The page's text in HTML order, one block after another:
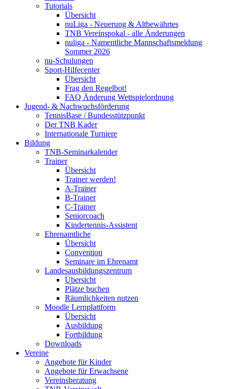
Tutorials
Übersicht
nuLiga - Neuerung & Altbewährtes
TNB Vereinspokal - alle Änderungen
nuliga - Namentliche Mannschaftsmeldung
Sommer 2026
nu-Schulungen
Sport-Hilfecenter
Übersicht
Frag den Regelbot!
FAQ Änderung Wettspielordnung
Jugend- & Nachwuchsförderung
TennisBase / Bundesstützpunkt
Der TNB Kader
Internationale Turniere
Bildung
TNB-Seminarkalender
Trainer
Übersicht
Trainer werden!
A-Trainer
B-Trainer
C-Trainer
Seniorcoach
Kindertennis-Assistent
Ehrenamtliche
Übersicht
Convention
Seminare im Ehrenamt
Landesausbildungszentrum
Übersicht
Plätze buchen
Räumlichkeiten nutzen
Moodle Lernplattform
Übersicht
Ausbildung
Fortbildung
Downloads
Vereine
Angebote für Kinder
Angebote für Erwachsene
Vereinsberatung